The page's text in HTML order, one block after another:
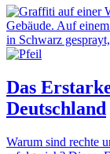
Das
Deutschland
Warum sind rechte